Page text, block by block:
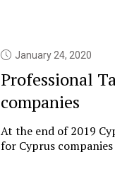
January 24, 2020
Professional
companies
At the end of 2019
for Cyprus